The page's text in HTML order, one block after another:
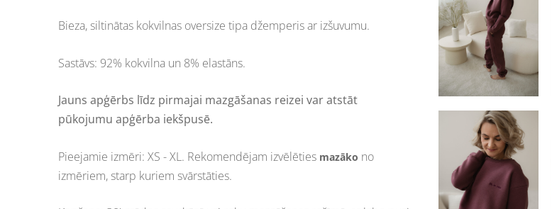
Bieza, siltinātas kokvilnas oversize tipa džemperis ar izšuvumu.
Sastāvs: 92% kokvilna un 8% elastāns.
Jauns apģērbs līdz pirmajai mazgāšanas reizei var atstāt
pūkojumu apģērba iekšpusē.
Pieejamie izmēri: XS - XL. Rekomendējam izvēlēties mazāko no
izmēriem, starp kuriem svārstāties.